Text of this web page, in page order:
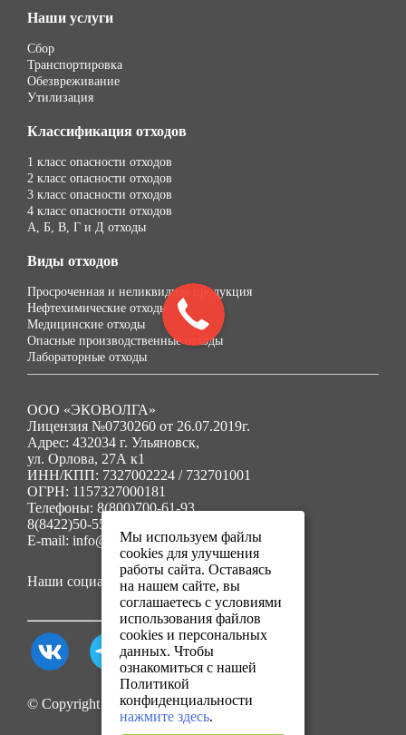
Наши услуги
Сбор
Транспортировка
Обезвреживание
Утилизация
Классификация отходов
1 класс опасности отходов
2 класс опасности отходов
3 класс опасности отходов
4 класс опасности отходов
А, Б, В, Г и Д отходы
Виды отходов
Просроченная и неликвидная продукция
Нефтехимические отходы
Медицинские отходы
Опасные производственные отходы
Лабораторные отходы
ООО «ЭКОВОЛГА»
Лицензия №0730260 от 26.07.2019г.
Адрес: 432034 г. Ульяновск,
ул. Орлова, 27А к1
ИНН/КПП: 7327002224 / 732701001
ОГРН: 1157327000181
Телефоны: 8(800)700-61-93
8(8422)50-55-91
E-mail: info@ecovolga73.ru
Наши социальные сети:
© Copyright 2025. Все права защищены.
Мы используем файлы
cookies для улучшения
работы сайта. Оставаясь
на нашем сайте, вы
соглашаетесь с условиями
использования файлов
cookies и персональных
данных. Чтобы
ознакомиться с нашей
Политикой
конфиденциальности
нажмите здесь.